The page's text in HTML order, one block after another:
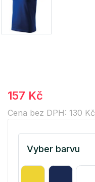
157 Kč
Cena bez DPH: 130 Kč
Vyber barvu